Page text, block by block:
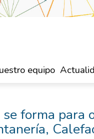
equipo
forma para